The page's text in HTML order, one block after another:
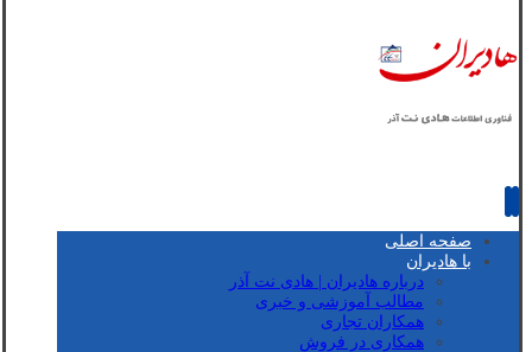
صفحه اصلی
با هادیران
درباره هادیران | هادی نت آذر
مطالب آموزشی و خبری
همکاران تجاری
همکاری در فروش